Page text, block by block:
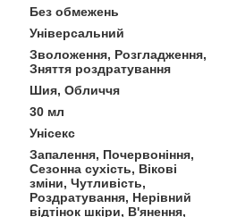
Без обмежень
Універсальний
Зволоження, Розгладження,
Зняття роздратування
Шия, Обличчя
30 мл
Унісекс
Запалення, Почервоніння,
Сезонна сухість, Вікові
зміни, Чутливість,
Роздратування, Нерівний
відтінок шкіри, В'янення,